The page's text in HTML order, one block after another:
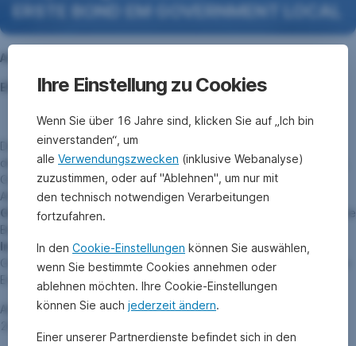
ERSTE BOND EM GOVERNMENT LOCAL
Abspaltung, Abspaltungsstichtag, Abspaltungsverhältnis
ERSTE BOND EM GOVERNMENT LOCAL:
Die Abspaltung gemäß § 65 (1) InvFG 2011 wurde mit Bescheid
der österreichischen Finanzmarktaufsicht (FMA) vom 20.09.2023,
GZ FMA- IF25 6998/0001-INV/2023, genehmigt. Der von der
Abspaltung betroffene Fonds ist derERSTE BOND EM
GOVERNMENT LOCAL
. Die abgespaltete Vermögensmasse hat die
Bezeichnung
Investmentfonds in Abwicklung. Die Erste Asset Management
GmbH fungiert als Verwaltungsgesellschaft und als Depotbank die
Erste Group Bank AG.
Abspaltungsstichtag: 24.11.2023. Abwicklungsbeginn:
24.11.2023.
Ihre Einstellung zu Cookies
Wenn Sie über 16 Jahre sind, klicken Sie auf „Ich bin
einverstanden“, um
alle Verwendungszwecken (inklusive Webanalyse)
zuzustimmen, oder auf "Ablehnen", um nur mit
den technisch notwendigen Verarbeitungen
fortzufahren.
In den Cookie-Einstellungen können Sie auswählen,
wenn Sie bestimmte Cookies annehmen oder
ablehnen möchten. Ihre Cookie-Einstellungen
können Sie auch jederzeit ändern.
Einer unserer Partnerdienste befindet sich in den